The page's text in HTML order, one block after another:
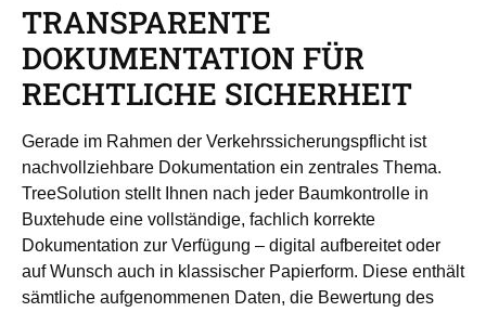
TRANSPARENTE
DOKUMENTATION FÜR
RECHTLICHE SICHERHEIT
Gerade im Rahmen der Verkehrssicherungspflicht ist
nachvollziehbare Dokumentation ein zentrales Thema.
TreeSolution stellt Ihnen nach jeder Baumkontrolle in
Buxtehude eine vollständige, fachlich korrekte
Dokumentation zur Verfügung – digital aufbereitet oder
auf Wunsch auch in klassischer Papierform. Diese enthält
sämtliche aufgenommenen Daten, die Bewertung des